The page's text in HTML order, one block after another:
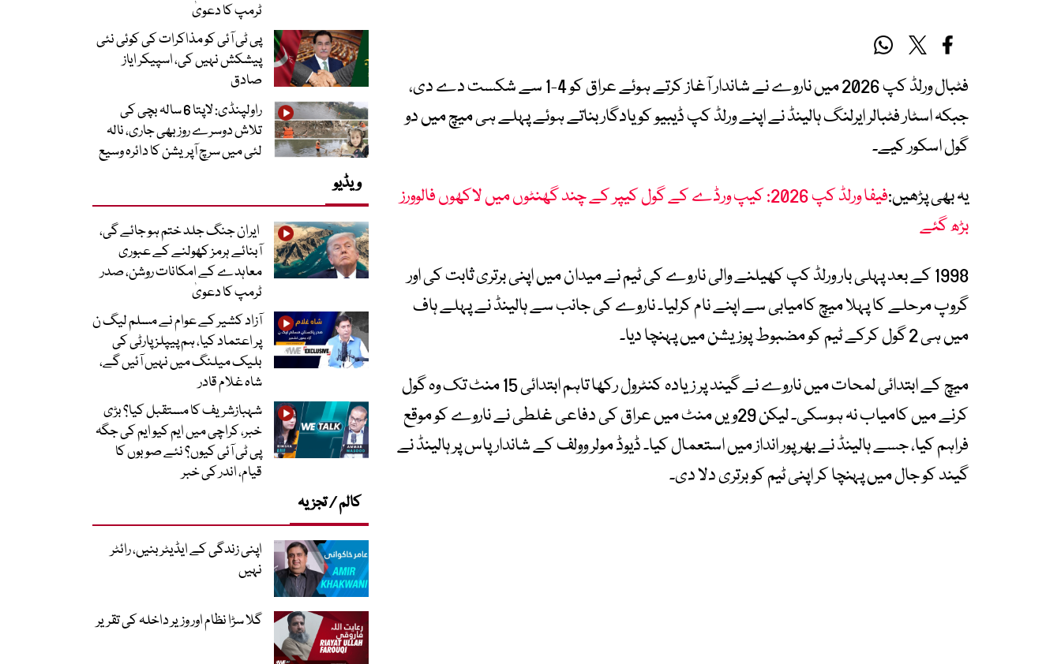
فٹبال ورلڈ کپ 2026 میں ناروے نے شاندار آغاز کرتے ہوئے عراق کو 4-1 سے شکست دے دی،
جبکہ اسٹار فٹبالر ایرلنگ ہالینڈ نے اپنے ورلڈ کپ ڈیبیو کو یادگار بناتے ہوئے پہلے ہی میچ میں دو
گول اسکور کیے۔
یہ بھی پڑھیں:
فیفا ورلڈ کپ 2026: کیپ ورڈے کے گول کیپر کے چند گھنٹوں میں لاکھوں فالوورز
بڑھ گئے
1998 کے بعد پہلی بار ورلڈ کپ کھیلنے والی ناروے کی ٹیم نے میدان میں اپنی برتری ثابت کی اور
گروپ مرحلے کا پہلا میچ کامیابی سے اپنے نام کرلیا۔ ناروے کی جانب سے ہالینڈ نے پہلے ہاف
میں ہی 2 گول کرکے ٹیم کو مضبوط پوزیشن میں پہنچا دیا۔
میچ کے ابتدائی لمحات میں ناروے نے گیند پر زیادہ کنٹرول رکھا تاہم ابتدائی 15 منٹ تک وہ گول
کرنے میں کامیاب نہ ہوسکی۔ لیکن 29ویں منٹ میں عراق کی دفاعی غلطی نے ناروے کو موقع
فراہم کیا، جسے ہالینڈ نے بھرپور انداز میں استعمال کیا۔ ڈیوڈ مولر وولف کے شاندار پاس پر ہالینڈ نے
گیند کو جال میں پہنچا کر اپنی ٹیم کو برتری دلا دی۔
ٹرمپ کا دعویٰ
پی ٹی آئی کو مذاکرات کی کوئی نئی
پیشکش نہیں کی، اسپیکر ایاز
صادق
راولپنڈی: لاپتا 6 سالہ بچی کی
تلاش دوسرے روز بھی جاری، نالہ
لئی میں سرچ آپریشن کا دائرہ وسیع
ویڈیو
ایران جنگ جلد ختم ہو جائے گی،
آبنائے ہرمز کھولنے کے عبوری
معاہدے کے امکانات روشن، صدر
ٹرمپ کا دعویٰ
آزاد کشیر کے عوام نے مسلم لیگ ن
پر اعتماد کیا، ہم پیپلز پارٹی کی
بلیک میلنگ میں نہیں آئیں گے،
شاہ غلام قادر
شہبازشریف کا مستقبل کیا؟ بڑی
خبر، کراچی میں ایم کیو ایم کی جگہ
پی ٹی آئی کیوں؟ نئے صوبوں کا
قیام، اندر کی خبر
کالم / تجزیہ
اپنی زندگی کے ایڈیٹر بنیں، رائٹر
نہیں
گلا سڑا نظام اور وزیر داخلہ کی تقریر